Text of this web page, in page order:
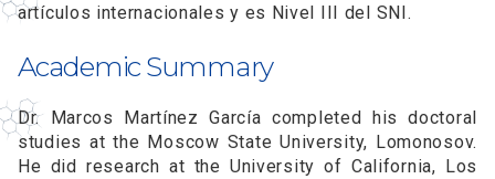
artículos internacionales y es Nivel III del SNI.
Academic Summary
Dr. Marcos Martínez García completed his doctoral
studies at the Moscow State University, Lomonosov.
He did research at the University of California, Los